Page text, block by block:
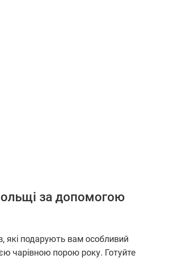
за допомогою
які подарують вам особливий
чарівною порою року. Готуйте